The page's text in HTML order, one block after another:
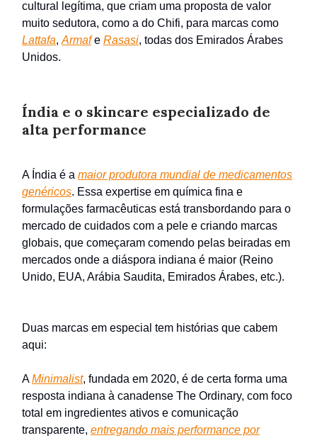
cultural legítima, que criam uma proposta de valor
muito sedutora, como a do Chifi, para marcas como
Lattafa, Armafe Rasasi, todas dos Emirados Árabes
Unidos.
Índia e o skincare especializado de
alta performance
A Índia é a maior produtora mundial de medicamentos
genéricos. Essa expertise em química fina e
formulações farmacêuticas está transbordando para o
mercado de cuidados com a pele e criando marcas
globais, que começaram comendo pelas beiradas em
mercados onde a diáspora indiana é maior (Reino
Unido, EUA, Arábia Saudita, Emirados Árabes, etc.).
Duas marcas em especial tem histórias que cabem
aqui:
AMinimalist, fundada em 2020, é de certa forma uma
resposta indiana à canadense The Ordinary, com foco
total em ingredientes ativos e comunicação
transparente, entregando mais performance por